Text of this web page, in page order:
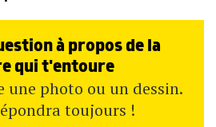
à propos de la
qui t'entoure
une photo ou un dessin.
toujours !